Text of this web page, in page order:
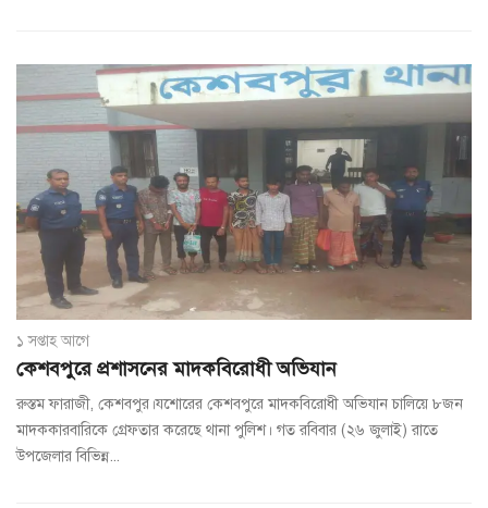
১ সপ্তাহ আগে
কেশবপুরে প্রশাসনের মাদকবিরোধী অভিযান
রুস্তম ফারাজী, কেশবপুর।যশোরের কেশবপুরে মাদকবিরোধী অভিযান চালিয়ে ৮জন
মাদককারবারিকে গ্রেফতার করেছে থানা পুলিশ। গত রবিবার (২৬ জুলাই) রাতে
উপজেলার বিভিন্ন...